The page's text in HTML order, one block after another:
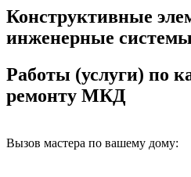
Конструктивные
инженерные
Работы (услуги) по
ремонту МКД
Вызов мастера по вашему дому: